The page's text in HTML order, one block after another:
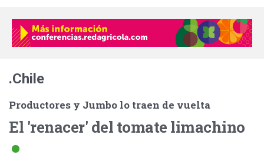
.Chile
Productores y Jumbo lo traen de vuelta
El 'renacer' del tomate limachino